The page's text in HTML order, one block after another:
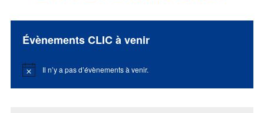
Évènements CLIC à venir
Notice Il n’y a pas d’évènements à venir.